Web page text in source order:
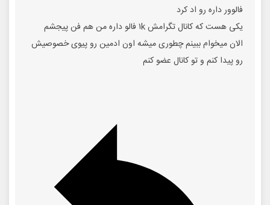
فالوور داره رو اد کرد
یکی هست که کانال تگرامش ۱k فالو داره من هم فن پیجشم
الان میخوام ببینم چطوری میشه اون ادمین رو پیوی خصوصیش
رو پیدا کنم و تو کانال عضو کنم